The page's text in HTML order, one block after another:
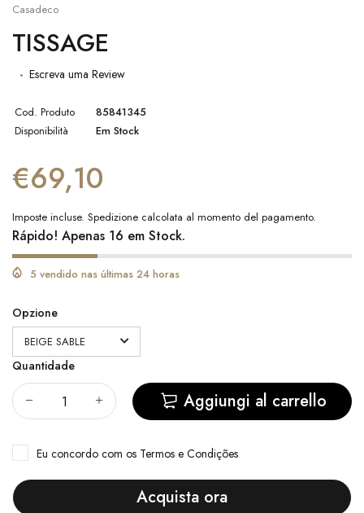
Casadeco
TISSAGE
Escreva uma Review
Cod. Produto
85841345
Disponibilità
Em Stock
€69,10
Imposte incluse. Spedizione calcolata al momento del pagamento.
Rápido! Apenas 16 em Stock.
5 vendido nas últimas 24 horas
Opzione
Quantidade
Aggiungi al carrello
Eu concordo com os Termos e Condições
Acquista ora